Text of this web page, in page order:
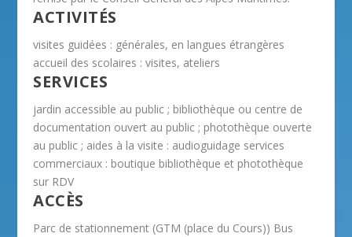
ACTIVITÉS
visites guidées : générales, en langues étrangères
accueil des scolaires : visites, ateliers
SERVICES
jardin accessible au public ; bibliothèque ou centre de
documentation ouvert au public ; photothèque ouverte
au public ; aides à la visite : audioguidage services
commerciaux : boutique bibliothèque et photothèque
sur RDV
ACCÈS
Parc de stationnement (GTM (place du Cours)) Bus